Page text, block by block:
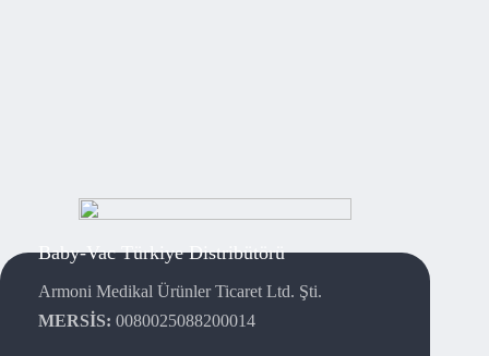
Baby-Vac Türkiye Distribütörü
Armoni Medikal Ürünler Ticaret Ltd. Şti.
MERSİS: 0080025088200014